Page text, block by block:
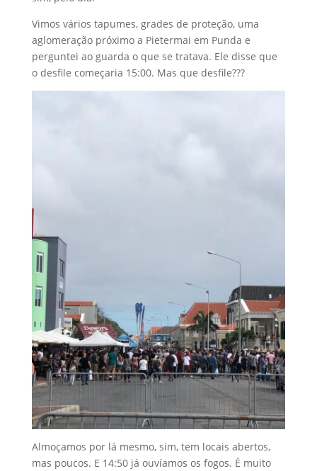
Vimos vários tapumes, grades de proteção, uma
aglomeração próximo a Pietermai em Punda e
perguntei ao guarda o que se tratava. Ele disse que
o desfile começaria 15:00. Mas que desfile???
Almoçamos por lá mesmo, sim, tem locais abertos,
mas poucos. E 14:50 já ouvíamos os fogos. É muito